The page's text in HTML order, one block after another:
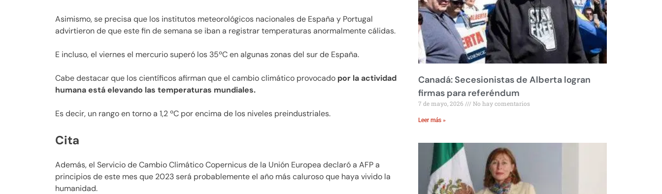
Asimismo, se precisa que los institutos meteorológicos nacionales de España y Portugal
advirtieron de que este fin de semana se iban a registrar temperaturas anormalmente cálidas.
E incluso, el viernes el mercurio superó los 35ºC en algunas zonas del sur de España.
Cabe destacar que los científicos afirman que el cambio climático provocado por la actividad
humana está elevando las temperaturas mundiales.
Es decir, un rango en torno a 1,2 ºC por encima de los niveles preindustriales.
Cita
Además, el Servicio de Cambio Climático Copernicus de la Unión Europea declaró a AFP a
principios de este mes que 2023 será probablemente el año más caluroso que haya vivido la
humanidad.
Canadá: Secesionistas de Alberta logran
firmas para referéndum
7 de mayo, 2026 No hay comentarios
Leer más »